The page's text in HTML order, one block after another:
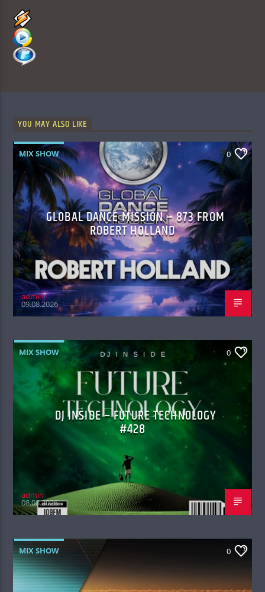
YOU MAY ALSO LIKE
MIX SHOW 0
GLOBAL DANCE MISSION – 873 FROM
ROBERT HOLLAND
admin
09.08.2026
MIX SHOW 0
DJ INSIDE – FUTURE TECHNOLOGY
#428
admin
08.08.2026
MIX SHOW 0